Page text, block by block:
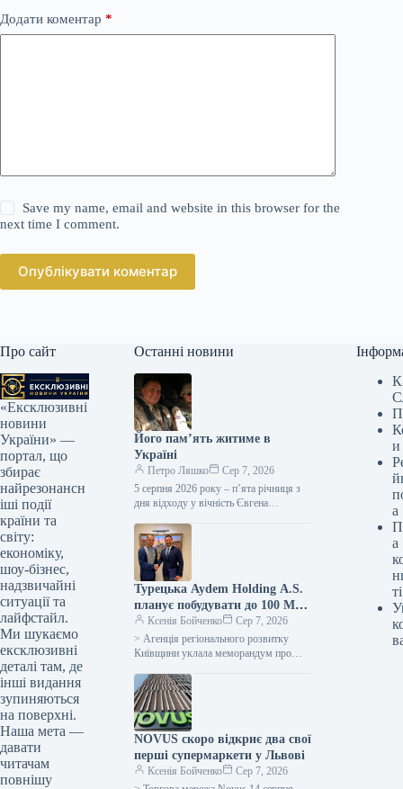
Додати коментар *
Save my name, email and website in this browser for the
next time I comment.
Опублікувати коментар
Про сайт
«Ексклюзивні
новини
України» —
портал, що
збирає
найрезонансн
іші події
країни та
світу:
економіку,
шоу-бізнес,
надзвичайні
ситуації та
лайфстайл.
Ми шукаємо
ексклюзивні
деталі там, де
інші видання
зупиняються
на поверхні.
Наша мета —
давати
читачам
повнішу
Останні новини
Його пам’ять житиме в
Україні
Петро Ляшко
Сер 7, 2026
5 серпня 2026 року – п’ята річниця з
дня відходу у вічність Євгена
не дожив пів…
Турецька Aydem Holding A.S.
планує побудувати до 100 МВт
відновлюваних джерел енергії
на Київщині – меморандум
Ксенія Бойченко
Сер 7, 2026
> Агенція регіонального розвитку
Київщини уклала меморандум про
одним із провідних інвесторів у сфері
енергетики…
NOVUS скоро відкриє два свої
перші супермаркети у Львові
Ксенія Бойченко
Сер 7, 2026
и
а
а
ті